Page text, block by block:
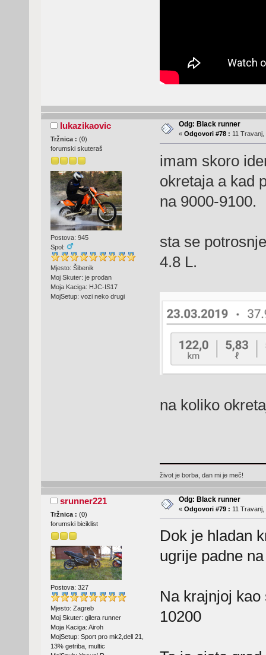
lukazikaovic
Tržnica : (0)
forumski skuteraš
Postova: 945
Spol:
Mjesto: Šibenik
Moj Skuter: je prodan
Moja Kaciga: HJC-IS17
MojSetup: vozi neko drugi
Odg: Black runner
« Odgovori #78 : 11
imam skoro
okretaja a kad
na 9000-9100.
sta se
4.8 L.
na koliko
život je borba, dan mi je meč!
srunner221
Tržnica : (0)
forumski biciklist
Postova: 327
Mjesto: Zagreb
Moj Skuter: gilera runner
Moja Kaciga: Airoh
MojSetup: Sport pro mk2,dell 21,
13% getriba, multic
Odg: Black runner
« Odgovori #79 : 11
Dok je hladan
ugrije padne
Na krajnjoj
10200